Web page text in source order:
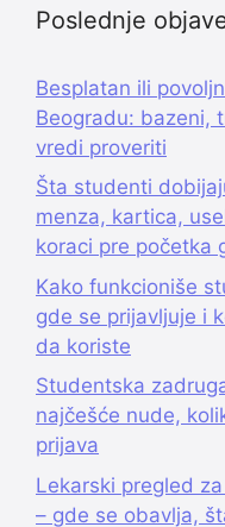
Poslednje
Besplatan ili
Beogradu: bazeni,
vredi proveriti
Šta studenti
menza, kartica,
koraci pre početka
Kako funkcioniše
gde se prijavljuje i
da koriste
Studentska
najčešće nude,
prijava
Lekarski pregled
– gde se obavlja,